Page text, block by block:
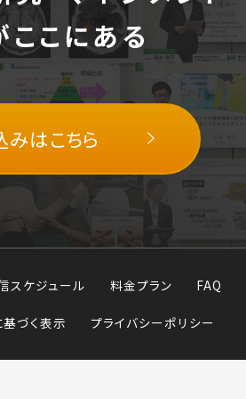
ここにある
みはこちら
スケジュール 料金プラン FAQ
づく表示 プライバシーポリシー